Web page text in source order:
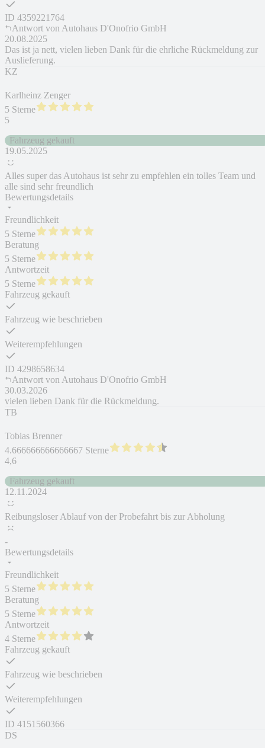
ID 4359221764
Antwort von Autohaus D'Onofrio GmbH
20.08.2025
Das ist ja nett, vielen lieben Dank für die ehrliche Rückmeldung zur
Auslieferung.
KZ
Karlheinz Zenger
5 Sterne
5
Fahrzeug gekauft
19.05.2025
Alles super das Autohaus ist sehr zu empfehlen ein tolles Team und
alle sind sehr freundlich
Bewertungsdetails
Freundlichkeit
5 Sterne
Beratung
5 Sterne
Antwortzeit
5 Sterne
Fahrzeug gekauft
Fahrzeug wie beschrieben
Weiterempfehlungen
ID 4298658634
Antwort von Autohaus D'Onofrio GmbH
30.03.2026
vielen lieben Dank für die Rückmeldung.
TB
Tobias Brenner
4.666666666666667 Sterne
4,6
Fahrzeug gekauft
12.11.2024
Reibungsloser Ablauf von der Probefahrt bis zur Abholung
-
Bewertungsdetails
Freundlichkeit
5 Sterne
Beratung
5 Sterne
Antwortzeit
4 Sterne
Fahrzeug gekauft
Fahrzeug wie beschrieben
Weiterempfehlungen
ID 4151560366
DS